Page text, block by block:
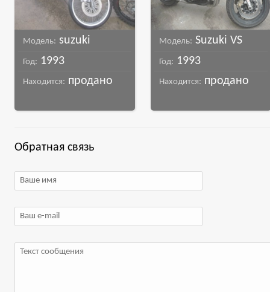
Модель: suzuki
intruder 800
Год: 1993
Находится: продано
Модель: Suzuki VS
800 Intruder
Год: 1993
Находится: продано
Обратная связь